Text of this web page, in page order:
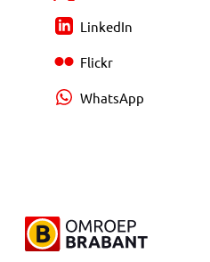
LinkedIn
Flickr
WhatsApp